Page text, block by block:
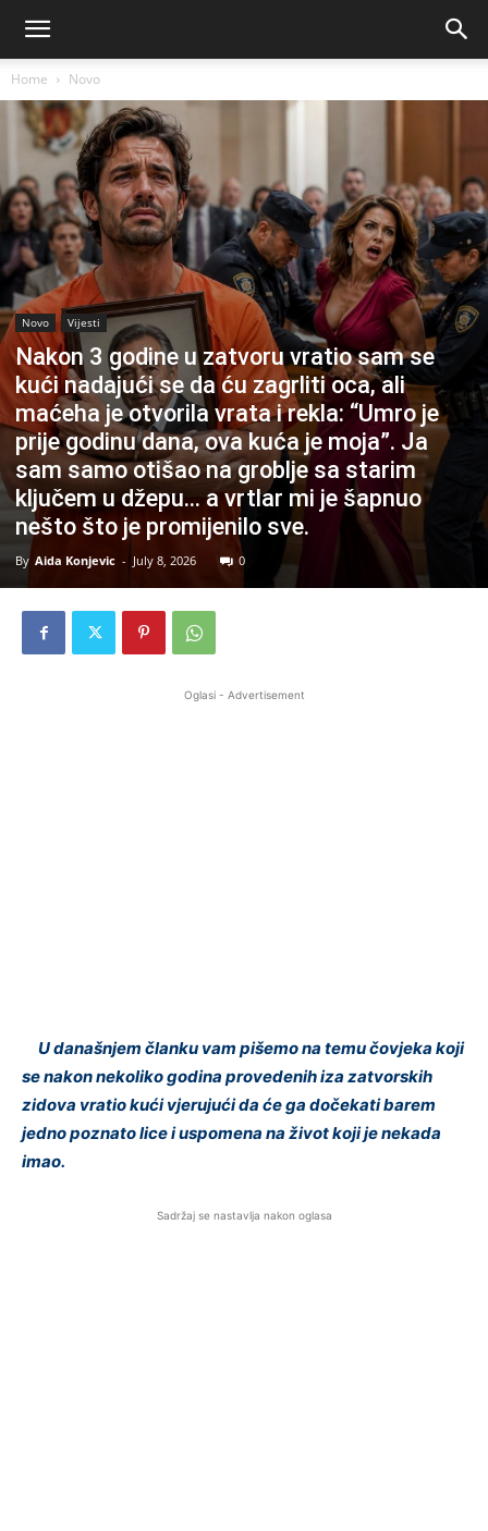
Home Novo
Novo Vijesti
Nakon 3 godine u zatvoru vratio sam se
kući nadajući se da ću zagrliti oca, ali
maćeha je otvorila vrata i rekla: “Umro je
prije godinu dana, ova kuća je moja”. Ja
sam samo otišao na groblje sa starim
ključem u džepu… a vrtlar mi je šapnuo
nešto što je promijenilo sve.
By Aida Konjevic - July 8, 2026 0
Oglasi - Advertisement
U današnjem članku vam pišemo na temu čovjeka koji
se nakon nekoliko godina provedenih iza zatvorskih
zidova vratio kući vjerujući da će ga dočekati barem
jedno poznato lice i uspomena na život koji je nekada
imao.
Sadržaj se nastavlja nakon oglasa